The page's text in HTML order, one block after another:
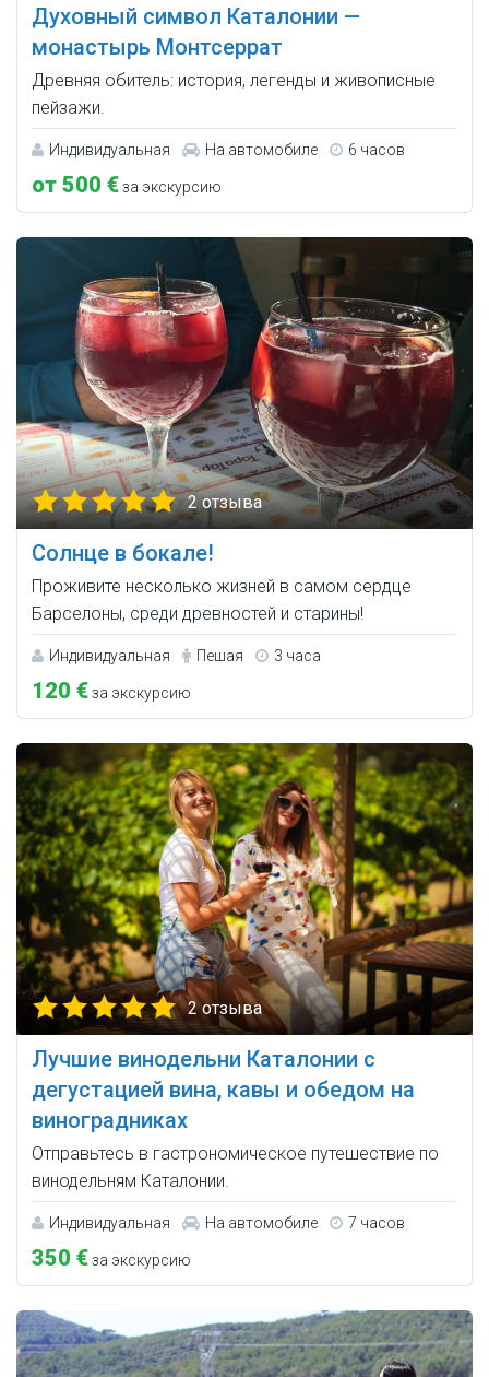
Духовный символ Каталонии —
монастырь Монтсеррат
Древняя обитель: история, легенды и живописные
пейзажи.
Индивидуальная На автомобиле 6 часов
от 500 €за экскурсию
2 отзыва
Солнце в бокале!
Проживите несколько жизней в самом сердце
Барселоны, среди древностей и старины!
Индивидуальная Пешая 3 часа
120 €за экскурсию
2 отзыва
Лучшие винодельни Каталонии с
дегустацией вина, кавы и обедом на
виноградниках
Отправьтесь в гастрономическое путешествие по
винодельням Каталонии.
Индивидуальная На автомобиле 7 часов
350 €за экскурсию